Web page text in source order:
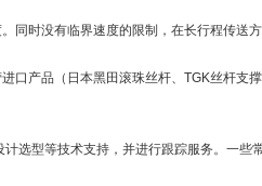
同时没有临界速度的限制，在长行程传送方
口产品（日本黑田滚珠丝杆、TGK丝杆
选型等技术支持，并进行跟踪服务。一些